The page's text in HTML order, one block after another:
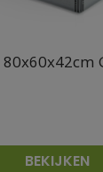
BEKIJKEN